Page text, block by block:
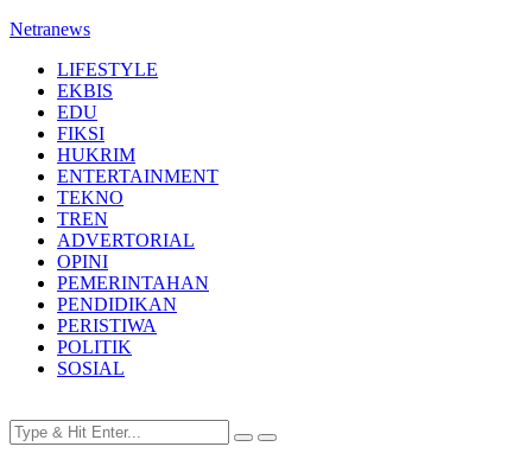
Netranews
LIFESTYLE
EKBIS
EDU
FIKSI
HUKRIM
ENTERTAINMENT
TEKNO
TREN
ADVERTORIAL
OPINI
PEMERINTAHAN
PENDIDIKAN
PERISTIWA
POLITIK
SOSIAL